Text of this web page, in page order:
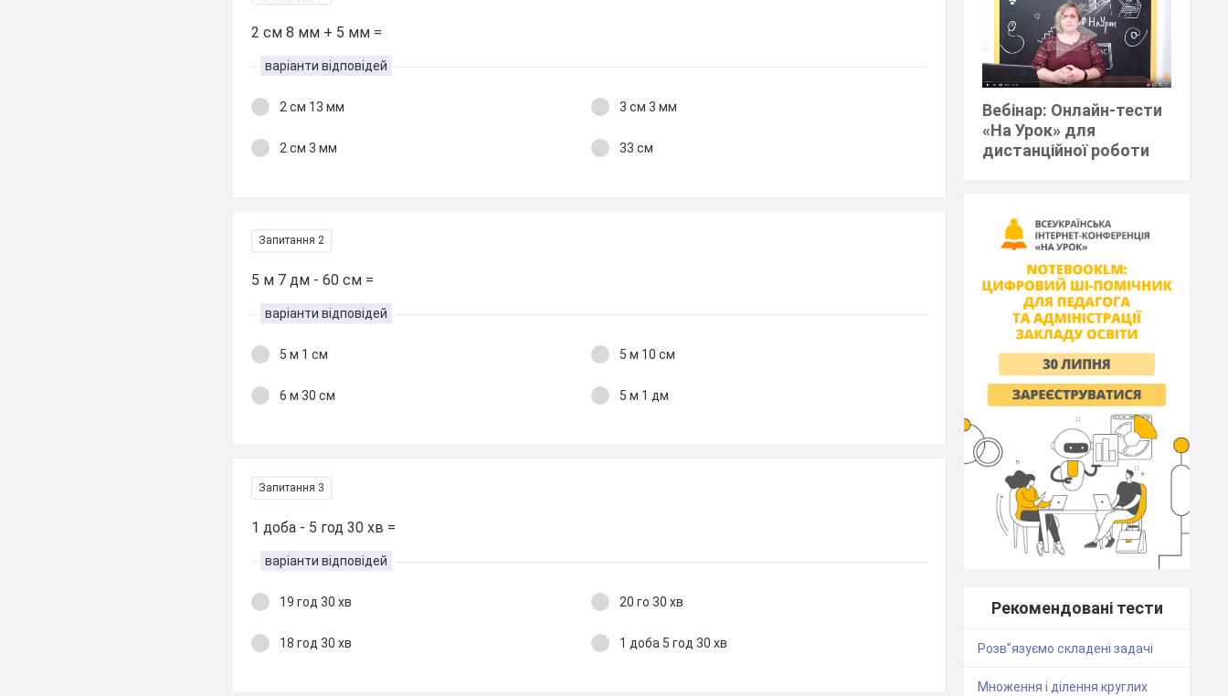
2 см 8 мм + 5 мм =
варіанти відповідей
2 см 13 мм 3 см 3 мм
2 см 3 мм 33 см
Запитання 2
5 м 7 дм - 60 см =
варіанти відповідей
5 м 1 см 5 м 10 см
6 м 30 см 5 м 1 дм
Запитання 3
1 доба - 5 год 30 хв =
варіанти відповідей
19 год 30 хв 20 го 30 хв
18 год 30 хв 1 доба 5 год 30 хв
Вебінар: Онлайн-тести
«На Урок» для
дистанційної роботи
Рекомендовані тести
Розв"язуємо складені задачі
Множення і ділення круглих